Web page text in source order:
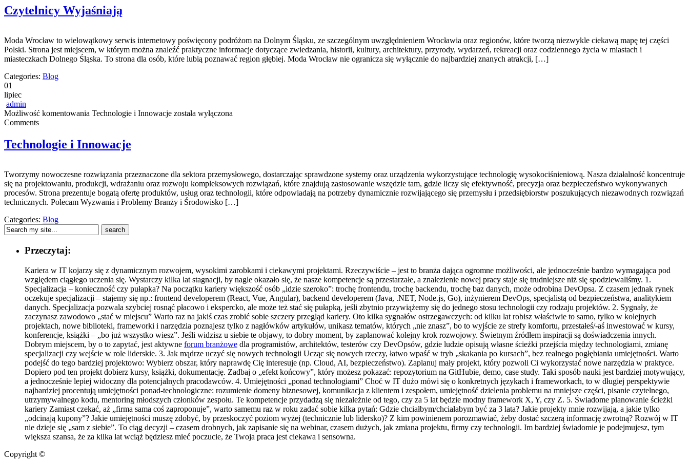
Czytelnicy Wyjaśniają
Moda Wrocław to wielowątkowy serwis internetowy poświęcony podróżom na Dolnym Śląsku, ze szczególnym uwzględnieniem Wrocławia oraz regionów, które tworzą niezwykle ciekawą mapę tej części
Polski. Strona jest miejscem, w którym można znaleźć praktyczne informacje dotyczące zwiedzania, historii, kultury, architektury, przyrody, wydarzeń, rekreacji oraz codziennego życia w miastach i
miasteczkach Dolnego Śląska. To strona dla osób, które lubią poznawać region głębiej. Moda Wrocław nie ogranicza się wyłącznie do najbardziej znanych atrakcji, […]
Categories: Blog
01
lipiec
admin
Możliwość komentowania Technologie i Innowacje została wyłączona
Comments
Technologie i Innowacje
Tworzymy nowoczesne rozwiązania przeznaczone dla sektora przemysłowego, dostarczając sprawdzone systemy oraz urządzenia wykorzystujące technologię wysokociśnieniową. Nasza działalność koncentruje
się na projektowaniu, produkcji, wdrażaniu oraz rozwoju kompleksowych rozwiązań, które znajdują zastosowanie wszędzie tam, gdzie liczy się efektywność, precyzja oraz bezpieczeństwo wykonywanych
procesów. Strona prezentuje bogatą ofertę produktów, usług oraz technologii, które odpowiadają na potrzeby dynamicznie rozwijającego się przemysłu i przedsiębiorstw poszukujących niezawodnych rozwiązań
technicznych. Polecam Wyzwania i Problemy Branży i Środowisko […]
Categories: Blog
Przeczytaj:
Kariera w IT kojarzy się z dynamicznym rozwojem, wysokimi zarobkami i ciekawymi projektami. Rzeczywiście – jest to branża dająca ogromne możliwości, ale jednocześnie bardzo wymagająca pod
względem ciągłego uczenia się. Wystarczy kilka lat stagnacji, by nagle okazało się, że nasze kompetencje są przestarzałe, a znalezienie nowej pracy staje się trudniejsze niż się spodziewaliśmy. 1.
Specjalizacja – konieczność czy pułapka? Na początku kariery większość osób „idzie szeroko”: trochę frontendu, trochę backendu, trochę baz danych, może odrobina DevOpsa. Z czasem jednak rynek
oczekuje specjalizacji – stajemy się np.: frontend developerem (React, Vue, Angular), backend developerem (Java, .NET, Node.js, Go), inżynierem DevOps, specjalistą od bezpieczeństwa, analitykiem
danych. Specjalizacja pozwala szybciej rosnąć płacowo i ekspercko, ale może też stać się pułapką, jeśli zbytnio przywiążemy się do jednego stosu technologii czy rodzaju projektów. 2. Sygnały, że
zaczynasz zawodowo „stać w miejscu” Warto raz na jakiś czas zrobić sobie szczery przegląd kariery. Oto kilka sygnałów ostrzegawczych: od kilku lat robisz właściwie to samo, tylko w kolejnych
projektach, nowe biblioteki, frameworki i narzędzia poznajesz tylko z nagłówków artykułów, unikasz tematów, których „nie znasz”, bo to wyjście ze strefy komfortu, przestałeś/-aś inwestować w kursy,
konferencje, książki – „bo już wszystko wiesz”. Jeśli widzisz u siebie te objawy, to dobry moment, by zaplanować kolejny krok rozwojowy. Świetnym źródłem inspiracji są doświadczenia innych.
Dobrym miejscem, by o to zapytać, jest aktywne forum branżowe dla programistów, architektów, testerów czy DevOpsów, gdzie ludzie opisują własne ścieżki przejścia między technologiami, zmianę
specjalizacji czy wejście w role liderskie. 3. Jak mądrze uczyć się nowych technologii Ucząc się nowych rzeczy, łatwo wpaść w tryb „skakania po kursach”, bez realnego pogłębiania umiejętności. Warto
podejść do tego bardziej projektowo: Wybierz obszar, który naprawdę Cię interesuje (np. Cloud, AI, bezpieczeństwo). Zaplanuj mały projekt, który pozwoli Ci wykorzystać nowe narzędzia w praktyce.
Dopiero pod ten projekt dobierz kursy, książki, dokumentację. Zadbaj o „efekt końcowy”, który możesz pokazać: repozytorium na GitHubie, demo, case study. Taki sposób nauki jest bardziej motywujący,
a jednocześnie lepiej widoczny dla potencjalnych pracodawców. 4. Umiejętności „ponad technologiami” Choć w IT dużo mówi się o konkretnych językach i frameworkach, to w długiej perspektywie
najbardziej procentują umiejętności ponad-technologiczne: rozumienie domeny biznesowej, komunikacja z klientem i zespołem, umiejętność dzielenia problemu na mniejsze części, pisanie czytelnego,
utrzymywalnego kodu, mentoring młodszych członków zespołu. Te kompetencje przydadzą się niezależnie od tego, czy za 5 lat będzie modny framework X, Y, czy Z. 5. Świadome planowanie ścieżki
kariery Zamiast czekać, aż „firma sama coś zaproponuje”, warto samemu raz w roku zadać sobie kilka pytań: Gdzie chciałbym/chciałabym być za 3 lata? Jakie projekty mnie rozwijają, a jakie tylko
„odcinają kupony”? Jakie umiejętności muszę zdobyć, by przeskoczyć poziom wyżej (technicznie lub lidersko)? Z kim powinienem porozmawiać, żeby dostać szczerą informację zwrotną? Rozwój w IT
nie dzieje się „sam z siebie”. To ciąg decyzji – czasem drobnych, jak zapisanie się na webinar, czasem dużych, jak zmiana projektu, firmy czy technologii. Im bardziej świadomie je podejmujesz, tym
większa szansa, że za kilka lat wciąż będziesz mieć poczucie, że Twoja praca jest ciekawa i sensowna.
Copyright ©